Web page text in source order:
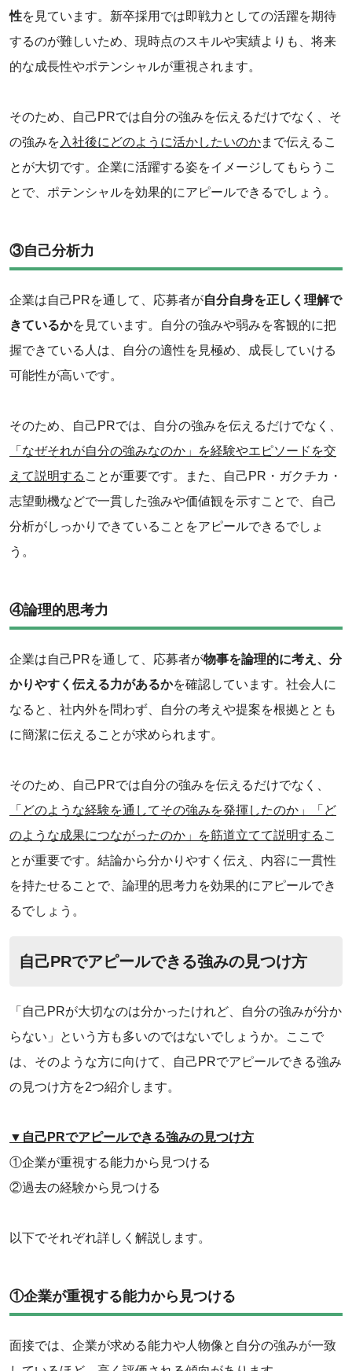
性を見ています。新卒採用では即戦力としての活躍を期待
するのが難しいため、現時点のスキルや実績よりも、将来
的な成長性やポテンシャルが重視されます。
そのため、自己PRでは自分の強みを伝えるだけでなく、そ
の強みを 入社後にどのように活かしたいのかまで伝えるこ
とが大切です。企業に活躍する姿をイメージしてもらうこ
とで、ポテンシャルを効果的にアピールできるでしょう。
③自己分析力
企業は自己PRを通して、応募者が自分自身を正しく理解で
きているかを見ています。自分の強みや弱みを客観的に把
握できている人は、自分の適性を見極め、成長していける
可能性が高いです。
そのため、自己PRでは、自分の強みを伝えるだけでなく、
「なぜそれが自分の強みなのか」を経験やエピソードを交
えて説明する ことが重要です。また、自己PR・ガクチカ・
志望動機などで一貫した強みや価値観を示すことで、自己
分析がしっかりできていることをアピールできるでしょ
う。
④論理的思考力
企業は自己PRを通して、応募者が物事を論理的に考え、分
かりやすく伝える力があるかを確認しています。社会人に
なると、社内外を問わず、自分の考えや提案を根拠ととも
に簡潔に伝えることが求められます。
そのため、自己PRでは自分の強みを伝えるだけでなく、
「どのような経験を通してその強みを発揮したのか」「ど
のような成果につながったのか」を筋道立てて説明する こ
とが重要です。結論から分かりやすく伝え、内容に一貫性
を持たせることで、論理的思考力を効果的にアピールでき
るでしょう。
自己PRでアピールできる強みの見つけ方
「自己PRが大切なのは分かったけれど、自分の強みが分か
らない」という方も多いのではないでしょうか。ここで
は、そのような方に向けて、自己PRでアピールできる強み
の見つけ方を2つ紹介します。
▼自己PRでアピールできる強みの見つけ方
①企業が重視する能力から見つける
②過去の経験から見つける
以下でそれぞれ詳しく解説します。
①企業が重視する能力から見つける
面接では、企業が求める能力や人物像と自分の強みが一致